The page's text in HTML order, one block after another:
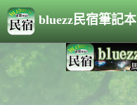
bluezz民宿筆記本